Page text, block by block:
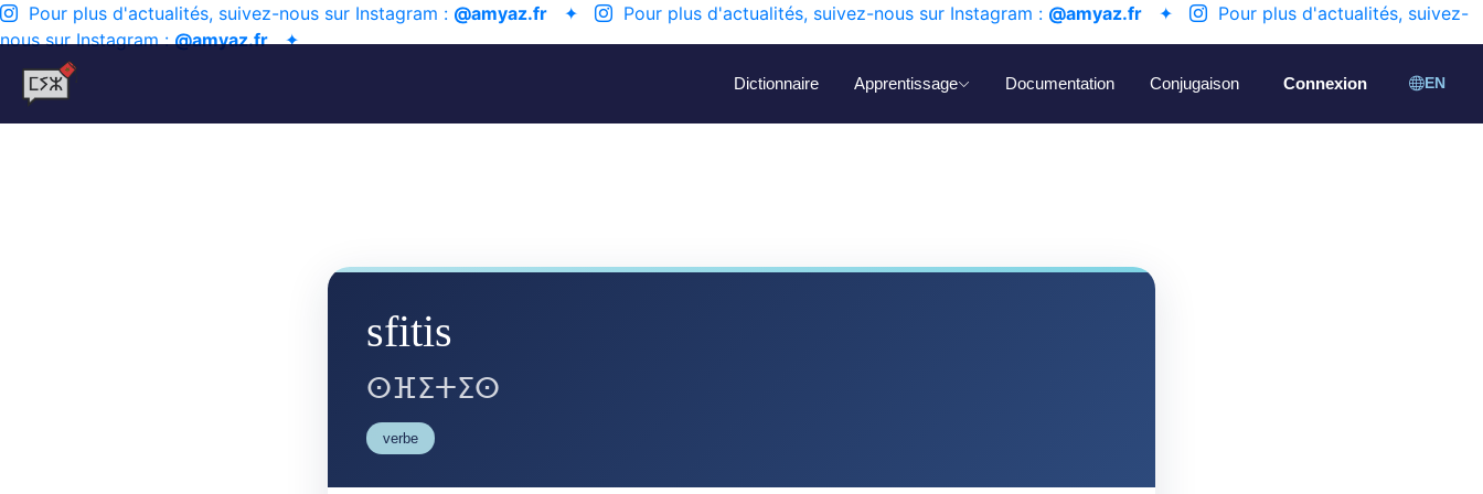
Pour plus d'actualités, suivez-nous sur Instagram : @amyaz.fr ✦ Pour plus d'actualités, suivez-nous sur Instagram : @amyaz.fr ✦
Pour plus d'actualités, suivez-
nous sur Instagram :@amyaz.fr✦
Dictionnaire Apprentissage Documentation Conjugaison Connexion EN
sfitis
ⵙⴼⵉⵜⵉⵙ
verbe